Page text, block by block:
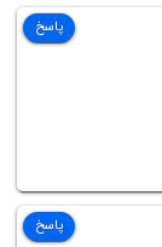
پاسخ
پاسخ